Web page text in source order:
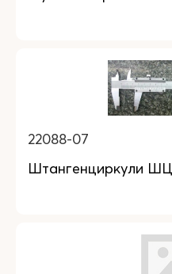
22088-07
Штангенциркули